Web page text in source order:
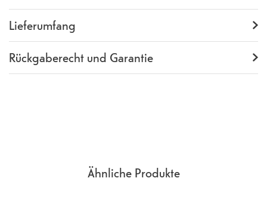
Hersteller
Apple
Herstellernummer
Lieferumfang
Lieferumfang Backcover
Rückgaberecht und Garantie
Garantie
12 Monate
Ähnliche Produkte